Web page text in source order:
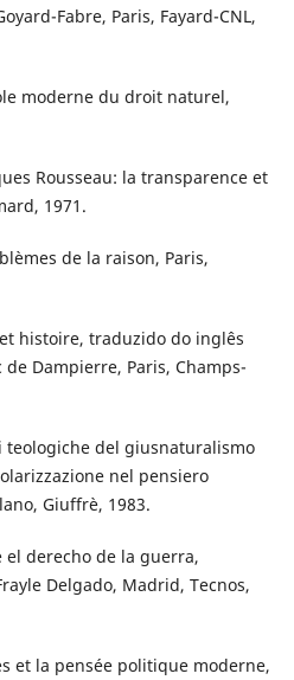
Fabre, Paris, Fayard-CNL,
moderne du droit naturel,
Rousseau: la transparence et
1971.
de la raison, Paris,
histoire, traduzido do inglês
Dampierre, Paris, Champs-
teologiche del giusnaturalismo
nel pensiero
Giuffrè, 1983.
el derecho de la guerra,
Delgado, Madrid, Tecnos,
et la pensée politique moderne,